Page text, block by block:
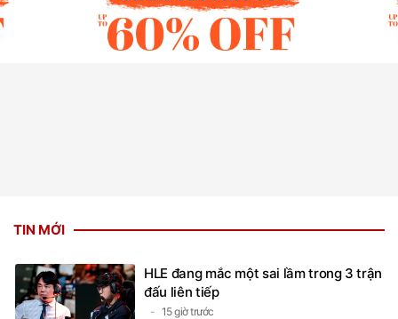
TIN MỚI
HLE đang mắc một sai lầm trong 3 trận
đấu liên tiếp
15 giờ trước